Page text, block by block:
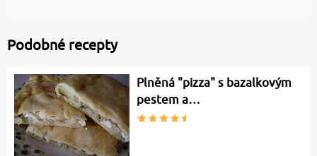
Podobné recepty
Plněná "pizza" s bazalkovým
pestem a…